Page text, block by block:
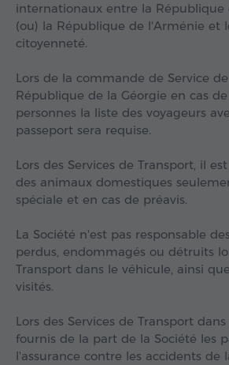
internationaux entre la République
(ou) la République de l'Arménie et
citoyenneté.
Lors de la commande de Service
République de la Géorgie en cas
personnes la liste des voyageurs
passeport sera requise.
Lors des Services de Transport, il
des animaux domestiques
spéciale et en cas de préavis.
La Société n'est pas responsable
perdus, endommagés ou détruits
Transport dans le véhicule, ainsi
visités.
Lors des Services de Transport
fournis de la part de la Société les
l'assurance contre les accidents de